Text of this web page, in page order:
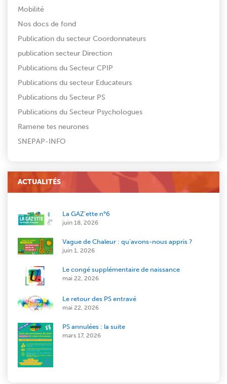
Mobilité
Nos docs de fond
Publication du secteur Coordonnateurs
publication secteur Direction
Publications du Secteur CPIP
Publications du secteur Educateurs
Publications du Secteur PS
Publications du Secteur Psychologues
Ramene tes neurones
SNEPAP-INFO
ACTUALITÉS
La GAZ’ette n°6
juin 18, 2026
Vague de Chaleur : qu’avons-nous appris ?
juin 1, 2026
Le congé supplémentaire de naissance
mai 22, 2026
Le retour des PS entravé
mai 22, 2026
PS annulées : la suite
mars 17, 2026